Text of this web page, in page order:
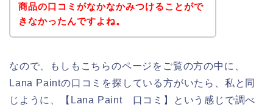
商品の口コミがなかなかみつけることがで
きなかったんですよね。
なので、もしもこちらのページをご覧の方の中に、
Lana Paintの口コミを探している方がいたら、私と同
じように、【Lana Paint 口コミ】という感じで調べ